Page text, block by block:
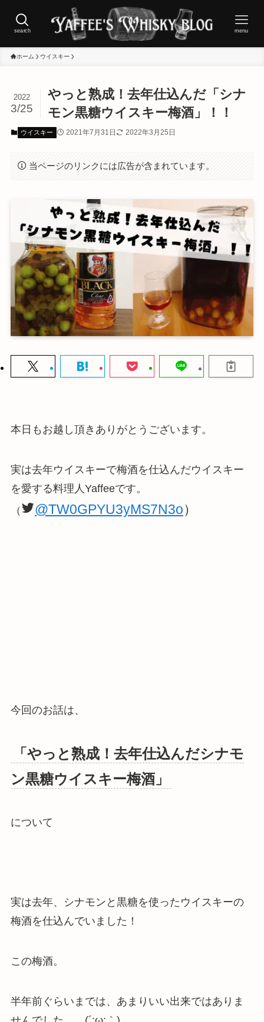
search menu
ホーム ウイスキー
やっと熟成！去年仕込んだ「シナ
モン黒糖ウイスキー梅酒」！！
2022
3/25
ウイスキー 2021年7月31日 2022年3月25日
当ページのリンクには広告が含まれています。
本日もお越し頂きありがとうございます。
実は去年ウイスキーで梅酒を仕込んだウイスキー
を愛する料理人Yaffeeです。
（
@TW0GPYU3yMS7N3o）
今回のお話は、
「やっと熟成！去年仕込んだシナモ
ン黒糖ウイスキー梅酒」
について
実は去年、シナモンと黒糖を使ったウイスキーの
梅酒を仕込んでいました！
この梅酒。
半年前ぐらいまでは、あまりいい出来ではありま